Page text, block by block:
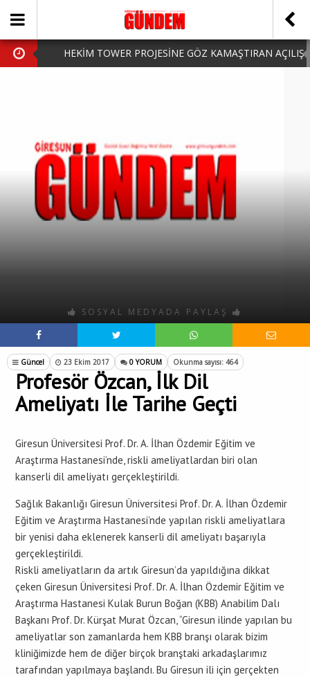
HEKİM TOWER PROJESİNE GÖZ KAMAŞTIRAN AÇILIŞ
HARUN CİCİ: VİDEOYU GÖRÜNCE GÖZLERİM DOLDU
SOSYAL MEDYADA PAYLAŞ
Güncel 23 Ekim 2017 0 YORUM Okunma sayısı: 464
Profesör Özcan, İlk Dil
Ameliyatı İle Tarihe Geçti
Giresun Üniversitesi Prof. Dr. A. İlhan Özdemir Eğitim ve
Araştırma Hastanesi’nde, riskli ameliyatlardan biri olan
kanserli dil ameliyatı gerçekleştirildi.
Sağlık Bakanlığı Giresun Üniversitesi Prof. Dr. A. İlhan Özdemir
Eğitim ve Araştırma Hastanesi’nde yapılan riskli ameliyatlara
bir yenisi daha eklenerek kanserli dil ameliyatı başarıyla
gerçekleştirildi.
Riskli ameliyatların da artık Giresun’da yapıldığına dikkat
çeken Giresun Üniversitesi Prof. Dr. A. İlhan Özdemir Eğitim ve
Araştırma Hastanesi Kulak Burun Boğan (KBB) Anabilim Dalı
Başkanı Prof. Dr. Kürşat Murat Özcan, “Giresun ilinde yapılan bu
ameliyatlar son zamanlarda hem KBB branşı olarak bizim
kliniğimizde hem de diğer birçok branştaki arkadaşlarımız
tarafından yapılmaya başlandı. Bu Giresun ili için gerçekten